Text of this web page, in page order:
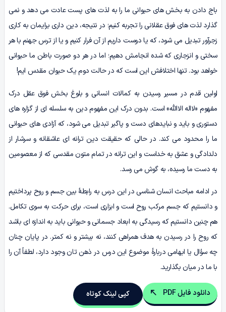
باج دادن به بخش های حیوانی ما را به لذت های پست عادت می دهد و نمی
گذارد لذت های فوق عقلانی را تجربه کنیم؛ در نتیجه، دین داری برایمان به کاری
زجرآور تبدیل می شود، که یا دوست داریم از آن فرار کنیم و یا از ترس جهنم با هر
سختی و انزجاری که شده انجامش دهیم؛ اما در هر دو صورت باطن ما حیوانی
خواهد بود. تنها اختلافش این است که در حالت دوم یک حیوان مقدس ایم!
اولین قدم در مسیر رسیدن به کمالات انسانی و بلوغ بخش فوق عقل درک
مفهوم «لااله­ الاالله» است. بدون درک این مفهوم دین به سلسله­ ای از گزاره های
دستوری و باید و نبایدهای دست و پاگیر تبدیل می شود، که آزادی های حیوانی
ما را محدود می کند. در حالی که حقیقت دین ترانه ای عاشقانه و سرشار از
دلدادگی و عشق به خداست و این ترانه در تمام متون مقدسی که از معصومین
به دست ما رسیده، به گوش می رسد.
در ادامه مباحث انسان شناسی در این درس به رابطۀ بین جسم و روح پرداختیم
و دانستیم که جسم مرکب روح است و ابزاری است، برای حرکت به سوی تکامل.
هم چنین دانستیم که رسیدگی به ابعاد جسمانی و حیوانی باید به اندازه ای باشد
که روح را در رسیدن به هدف همراهی کنند، نه بیشتر و نه کمتر. در پایان چنان
چه سؤال یا ابهامی دربارۀ موضوع این درس در ذهن تان وجود دارد، لطفاً آن را
با ما در میان بگذارید.
دانلود فایل PDF کپی لینک کوتاه